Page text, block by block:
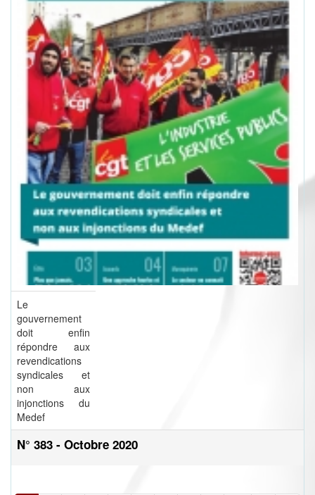
Le
gouvernement
doit enfin
répondre aux
revendications
syndicales et
non aux
injonctions du
Medef
N° 383 - Octobre 2020